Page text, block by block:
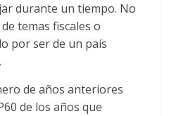
durante un tiempo. No
temas fiscales o
por ser de un país
de años anteriores
de los años que